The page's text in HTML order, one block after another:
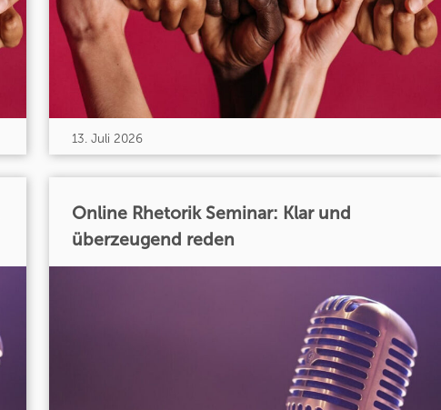
13. Juli 2026
Online Rhetorik Seminar: Klar und
überzeugend reden